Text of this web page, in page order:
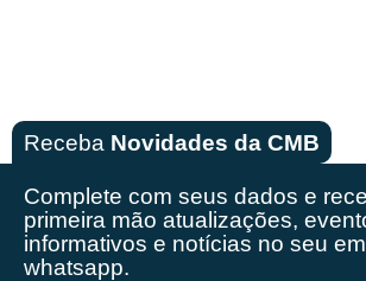
Receba Novidades da CMB
Complete com seus dados e
primeira mão atualizações,
informativos e notícias no seu
whatsapp.